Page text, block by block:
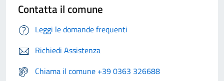
Contatta il comune
Leggi le domande frequenti
Richiedi Assistenza
Chiama il comune +39 0363 326688